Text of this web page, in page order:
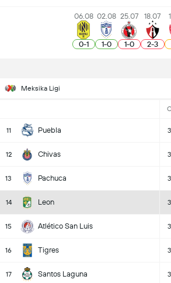
06.08
0-1
02.08
1-0
25.07
1-0
18.07
2-3
Meksika Ligi
11 Puebla 3
12 Chivas 3
13 Pachuca 3
14 Leon 3
15 Atlético San Luis 3
16 Tigres 3
17 Santos Laguna 3